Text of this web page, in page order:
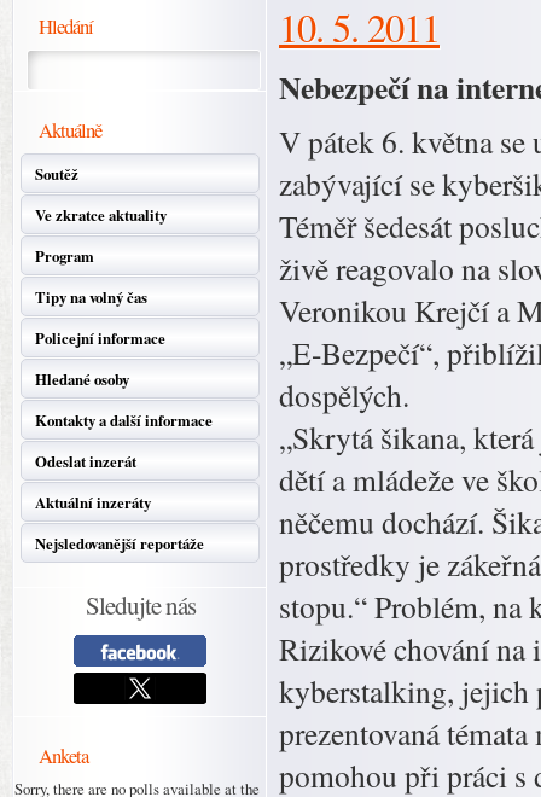
Hledání
Aktuálně
Soutěž
Ve zkratce aktuality
Program
Tipy na volný čas
Policejní informace
Hledané osoby
Kontakty a další informace
Odeslat inzerát
Aktuální inzeráty
Nejsledovanější reportáže
Sledujte nás
Anketa
Sorry, there are no polls available at the
10. 5. 2011
Nebezpečí na
V pátek 6. května
zabývající se
Téměř šedesát
živě reagovalo na
Veronikou Krejčí a
„E-Bezpečí“,
dospělých.
„Skrytá šikana,
dětí a mládeže ve
něčemu dochází.
prostředky je
stopu.“ Problém,
Rizikové chování na
kyberstalking, jejich
prezentovaná
pomohou při práci s